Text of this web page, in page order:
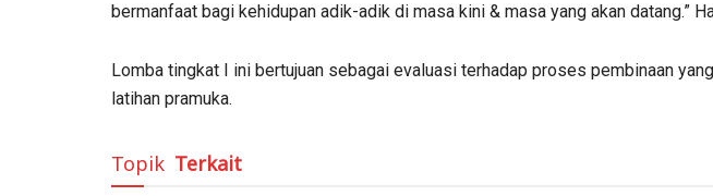
bermanfaat bagi kehidupan adik-adik di masa kini & masa yang akan datang.”
Lomba tingkat I ini bertujuan sebagai evaluasi terhadap proses pembinaan
latihan pramuka.
Topik Terkait